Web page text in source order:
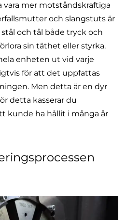
vara mer motståndskraftiga
och slangstuts är
och tål både tryck och
sin täthet eller styrka.
enheten ut vid varje
för att det uppfattas
Men detta är en dyr
detta kasserar du
kunde ha hållit i många år